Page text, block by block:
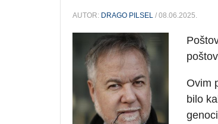
AUTOR: DRAGO PILSEL / 08.06.2025.
Ovim
bilo